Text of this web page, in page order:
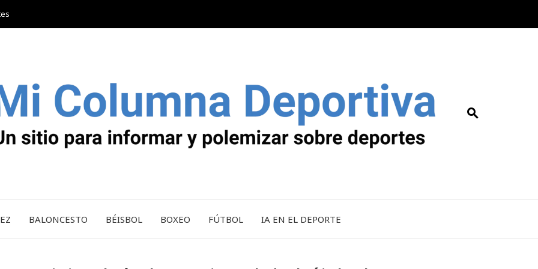
BALONCESTO BÉISBOL BOXEO FÚTBOL IA EN EL DEPORTE